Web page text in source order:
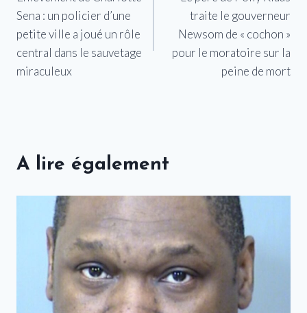
de
l’article
Sena : un policier d’une
petite ville a joué un rôle
central dans le sauvetage
miraculeux
traite le gouverneur
Newsom de « cochon »
pour le moratoire sur la
peine de mort
A lire également